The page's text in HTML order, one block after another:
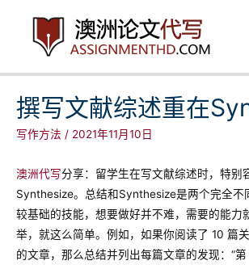
撰写文献综述重在
写作方法 / 2021年11月10日
澳洲代写分享：留学生在写文献综述时，特别
Synthesize。总结和Synthesize是两个完全不
较基础的技能，想要做好并不难，需要的能力
举，就这么简单。例如，如果你阅读了 10 篇
的文章，那么总结并列出每篇文章的发现：“